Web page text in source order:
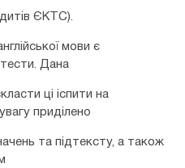
ЄКТС).
мови є
Дана
ці іспити на
приділено
та підтексту, а також